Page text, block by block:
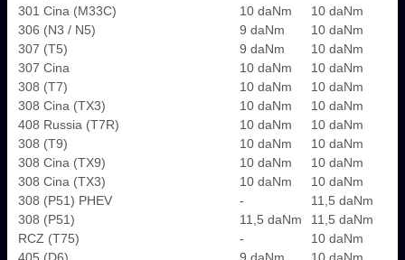
301 Cina (M33C)
10 daNm
10 daNm
306 (N3 / N5)
9 daNm
10 daNm
307 (T5)
9 daNm
10 daNm
307 Cina
10 daNm
10 daNm
308 (T7)
10 daNm
10 daNm
308 Cina (TX3)
10 daNm
10 daNm
408 Russia (T7R)
10 daNm
10 daNm
308 (T9)
10 daNm
10 daNm
308 Cina (TX9)
10 daNm
10 daNm
308 Cina (TX3)
10 daNm
10 daNm
308 (P51) PHEV
-
11,5 daNm
308 (P51)
11,5 daNm
11,5 daNm
RCZ (T75)
-
10 daNm
405 (D6)
9 daNm
10 daNm